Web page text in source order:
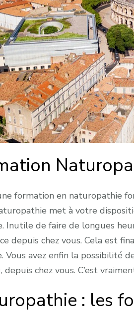
formation en naturopathie
met à votre
Inutile de faire de longues
depuis chez vous. Cela est
Vous avez enfin la possibilité
depuis chez vous. C’est
: les